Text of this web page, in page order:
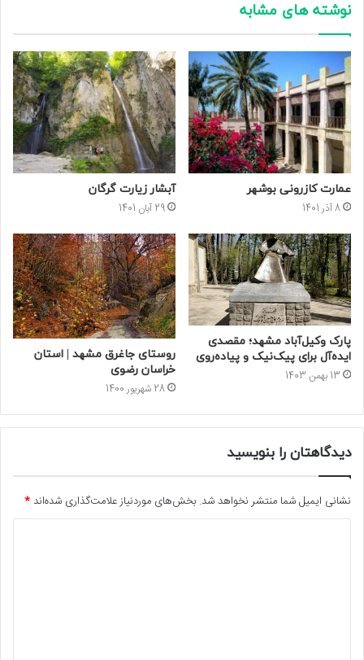
نوشته های مشابه
عمارت کازرونی بوشهر
8 آذر 1401
آبشار زیارت گرگان
29 آبان 1401
پارک وکیل‌آباد مشهد؛ مقصدی
ایده‌آل برای پیک‌نیک و پیاده‌روی
13 بهمن 1403
روستای جاغرق مشهد | استان
خراسان رضوی
28 شهریور 1400
دیدگاهتان را بنویسید
نشانی ایمیل شما منتشر نخواهد شد. بخش‌های موردنیاز علامت‌گذاری شده‌اند*